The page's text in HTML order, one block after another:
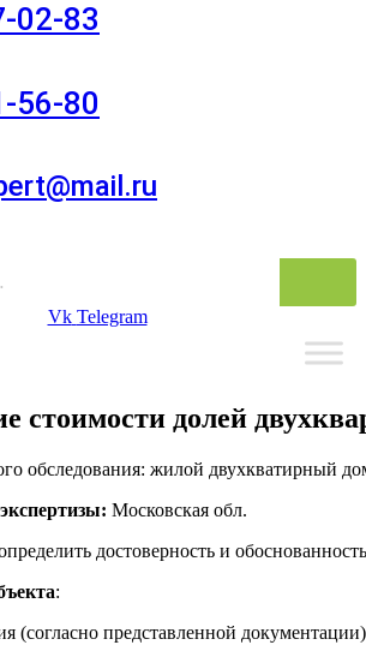
02-83
56-80
Vk Telegram
стоимости долей
обследования: жилой двухкватирный
Московская обл.
достоверность и
:
(согласно представленной